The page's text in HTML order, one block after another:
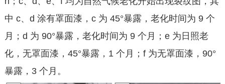
中 c、d 涂有罩面漆，c 为 45°暴露，老化时间为 9 个
月；d 为 90°暴露，老化时间为 9 个月；e 为日照老
化，无罩面漆，45°暴露，1 个月；f 为无罩面漆，90°
暴露，3 个月。